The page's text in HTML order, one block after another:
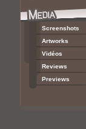
Screenshots
Artworks
Vidéos
Reviews
Previews